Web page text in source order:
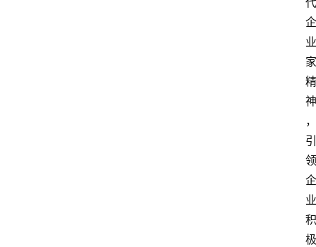
企
业
家
精
神
，
引
领
企
业
积
极